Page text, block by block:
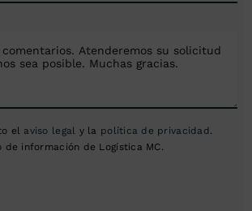
el aviso legal y la política de privacidad .
de información de Logística MC.